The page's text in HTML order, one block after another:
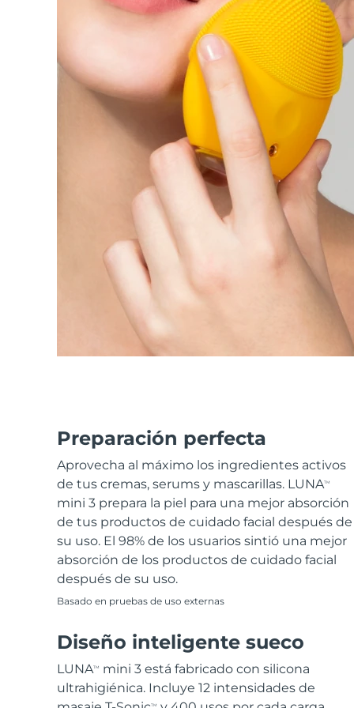
Preparación perfecta
Aprovecha al máximo los ingredientes activos
de tus cremas, serums y mascarillas. LUNATM
mini 3 prepara la piel para una mejor absorción
de tus productos de cuidado facial después de
su uso. El 98% de los usuarios sintió una mejor
absorción de los productos de cuidado facial
después de su uso.
Basado en pruebas de uso externas
Diseño inteligente sueco
LUNATM
mini 3 está fabricado con silicona
ultrahigiénica. Incluye 12 intensidades de
TM